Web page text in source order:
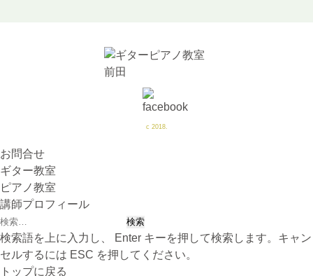
c 2018.
お問合せ
ギター教室
ピアノ教室
講師プロフィール
検
索:
検索語を上に入力し、 Enter キーを押して検索します。キャン
セルするには ESC を押してください。
トップに戻る